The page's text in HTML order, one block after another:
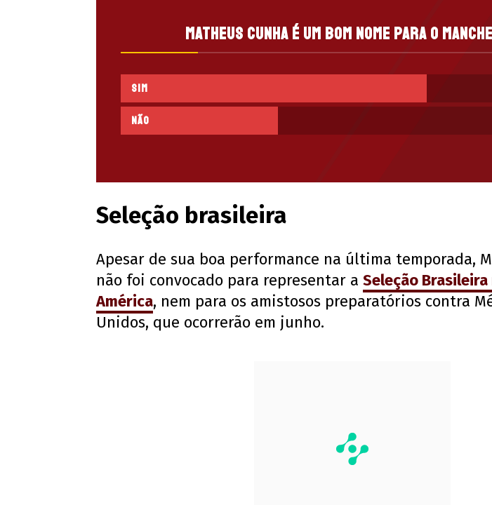
Matheus Cunha é um bom nome para o
Sim
Não
Seleção brasileira
Apesar de sua boa performance na última temporada,
não foi convocado para representar a Seleção Brasileira
América, nem para os amistosos preparatórios contra
Unidos, que ocorrerão em junho.